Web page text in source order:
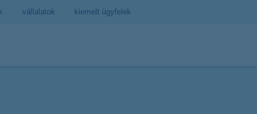
vállalatok kiemelt ügyfelek